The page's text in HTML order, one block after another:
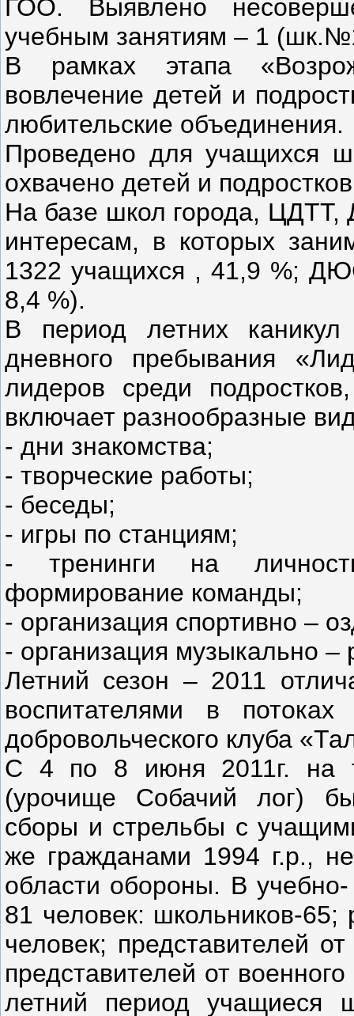
ГОО. Выявлено
учебным занятиям – 1
В рамках этапа
вовлечение детей и
любительские объединения.
Проведено для учащихся
охвачено детей и
На базе школ города,
интересам, в которых
1322 учащихся , 41,9 %;
8,4 %).
В период летних
дневного пребывания
лидеров среди
включает разнообразные
- дни знакомства;
- творческие работы;
- беседы;
- игры по станциям;
- тренинги на
формирование команды;
- организация спортивно –
- организация музыкально –
Летний сезон – 2011
воспитателями в потоках
добровольческого клуба
С 4 по 8 июня 2011г. на
(урочище Собачий лог)
сборы и стрельбы с
же гражданами 1994 г.р.,
области обороны. В
81 человек: школьников-
человек; представителей
представителей от
летний период учащиеся